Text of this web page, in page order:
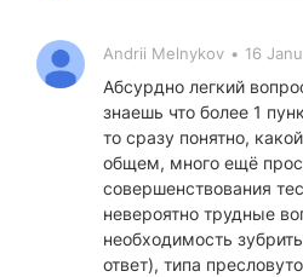
Andrii Melnykov • 16
Абсурдно легкий
знаешь что более 1
то сразу понятно,
общем, много ещё
совершенствования
невероятно трудные
необходимость
ответ), типа